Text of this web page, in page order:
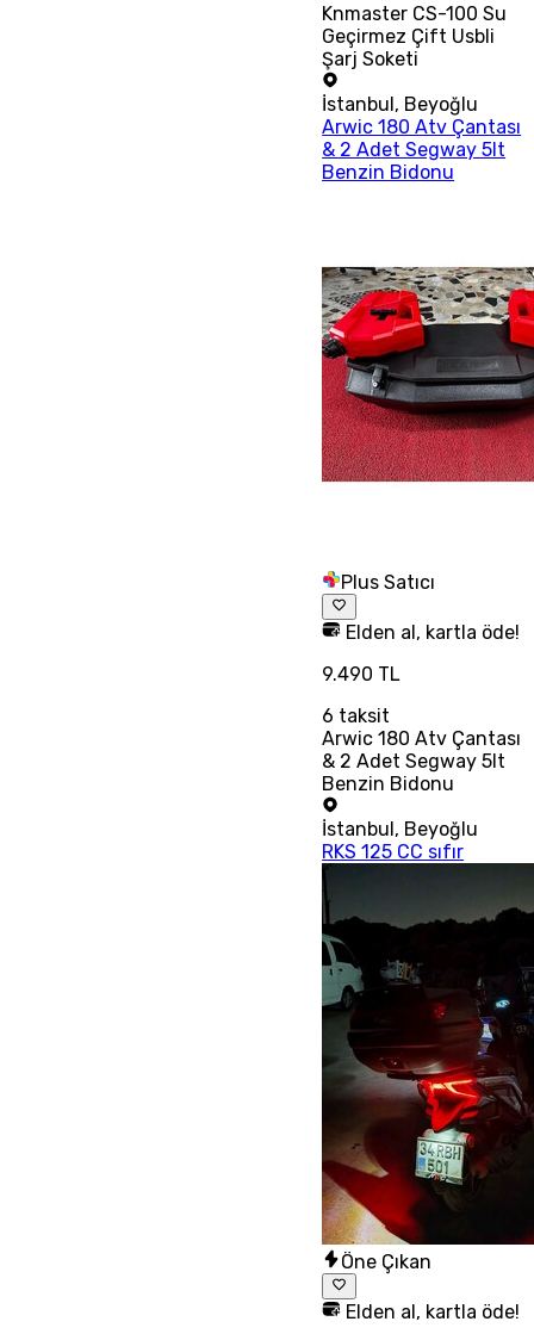
Knmaster CS-100 Su
Geçirmez Çift Usbli
Şarj Soketi
İstanbul, Beyoğlu
Arwic 180 Atv Çantası
& 2 Adet Segway 5lt
Benzin Bidonu
Plus Satıcı
Elden al, kartla öde!
9.490 TL
6 taksit
Arwic 180 Atv Çantası
& 2 Adet Segway 5lt
Benzin Bidonu
İstanbul, Beyoğlu
RKS 125 CC sıfır
Öne Çıkan
Elden al, kartla öde!